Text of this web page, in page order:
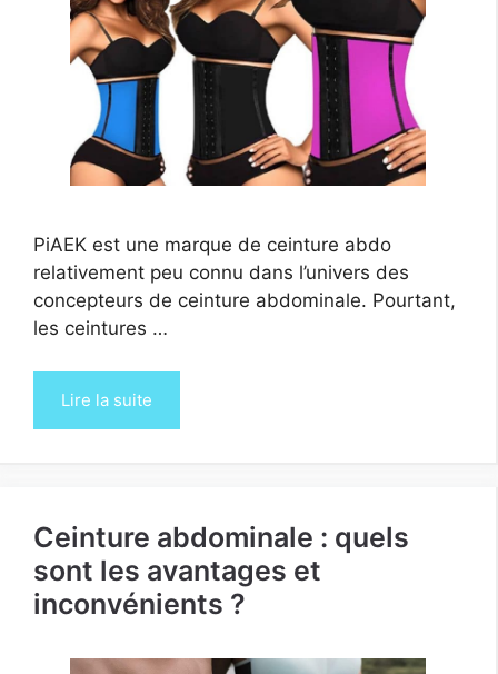
PiAEK est une marque de ceinture abdo
relativement peu connu dans l’univers des
concepteurs de ceinture abdominale. Pourtant,
les ceintures …
Lire la suite
Ceinture abdominale : quels
sont les avantages et
inconvénients ?